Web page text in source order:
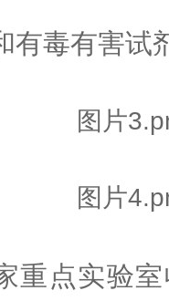
有毒有害试
重点实验